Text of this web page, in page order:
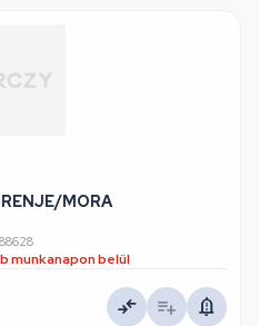
MORA
munkanapon belül